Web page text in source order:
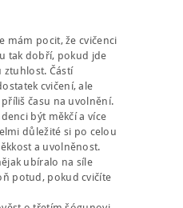
mám pocit, že cvičenci
tak dobří, pokud jde
Částí
cvičení, ale
času na uvolnění.
být měkčí a více
důležité si po celou
a uvolněnost.
ubíralo na síle
potud, pokud cvičíte